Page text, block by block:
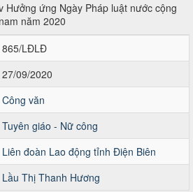
Hưởng ứng Ngày Pháp luật nước cộng
năm 2020
865/LĐLĐ
27/09/2020
Công văn
Tuyên giáo - Nữ công
Liên đoàn Lao động tỉnh Điện Biên
Lầu Thị Thanh Hương